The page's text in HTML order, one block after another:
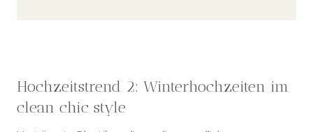
Hochzeitstrend 2: Winterhochzeiten im
clean chic style